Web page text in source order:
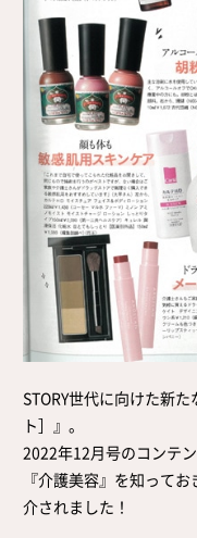
STORY世代に向けた新
ト］』。
2022年12月号のコンテ
『介護美容』を知って
介されました！